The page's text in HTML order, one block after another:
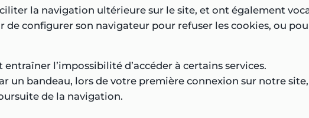
la navigation ultérieure sur le site, et ont également
configurer son navigateur pour refuser les cookies, ou
l’impossibilité d’accéder à certains services.
un bandeau, lors de votre première connexion sur notre
de la navigation.